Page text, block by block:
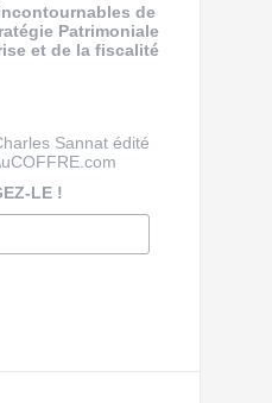
de
Patrimoniale
et de la fiscalité
Sannat édité
LE !